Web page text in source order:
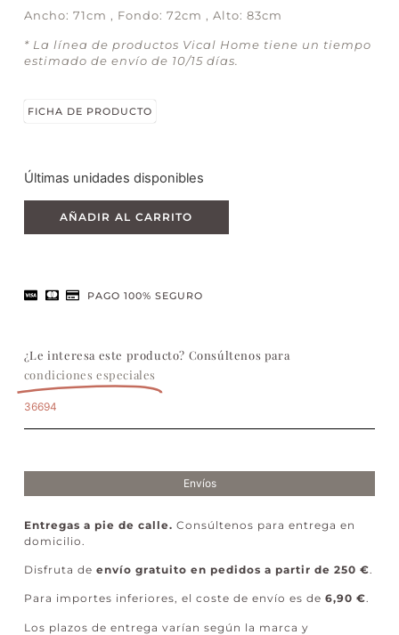
Ancho: 71cm , Fondo: 72cm , Alto: 83cm
* La línea de productos Vical Home tiene un tiempo
estimado de envío de 10/15 días.
FICHA DE PRODUCTO
Últimas unidades disponibles
AÑADIR AL CARRITO
PAGO 100% SEGURO
¿Le interesa este producto? Consúltenos para
condiciones especiales
36694
Envíos
Entregas a pie de calle. Consúltenos para entrega en
domicilio.
Disfruta de envío gratuito en pedidos a partir de 250 €
Para importes inferiores, el coste de envío es de 6,90 €.
Los plazos de entrega varían según la marca y